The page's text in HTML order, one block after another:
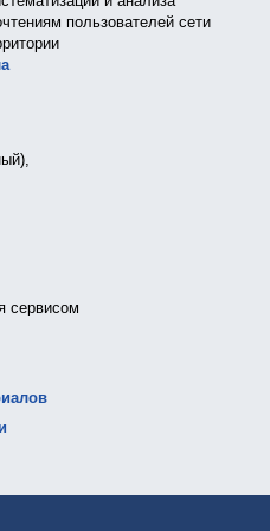
пользователей сети
сервисом